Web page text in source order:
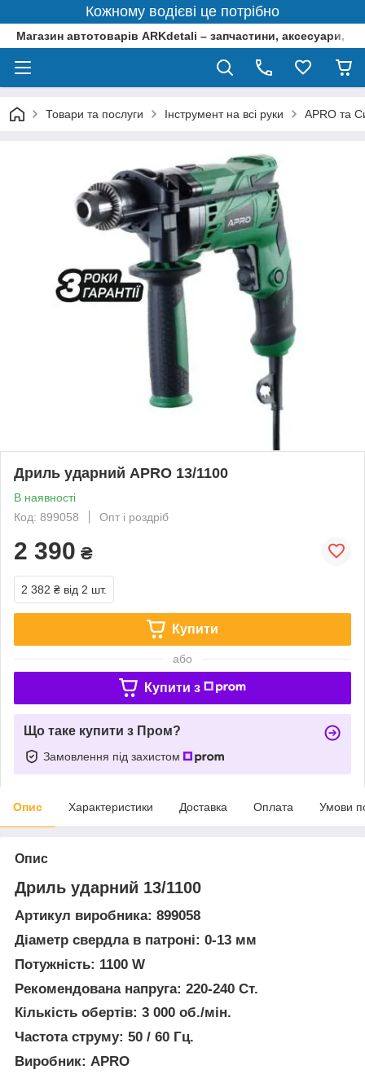
Кожному водієві це потрібно
Магазин автотоварів ARKdetali – запчастини, аксесуари,
Товари та послуги Інструмент на всі руки APRO та
Дриль ударний APRO 13/1100
В наявності
Код: 899058
Опт і роздріб
2 390 ₴
2 382 ₴ від 2 шт.
Купити
або
Купити з
Що таке купити з Пром?
Замовлення під захистом
Опис Характеристики Доставка Оплата Умови
Опис
Дриль ударний 13/1100
Артикул виробника: 899058
Діаметр свердла в патроні: 0-13 мм
Потужність: 1100 W
Рекомендована напруга: 220-240 Ст.
Кількість обертів: 3 000 об./мін.
Частота струму: 50 / 60 Гц.
Виробник: APRO